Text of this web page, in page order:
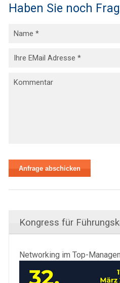
Haben Sie noch
Kongress für
Networking im Top-